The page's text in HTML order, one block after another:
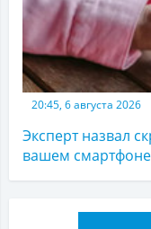
20:45, 6 августа 2026
Эксперт назвал
вашем смартфоне